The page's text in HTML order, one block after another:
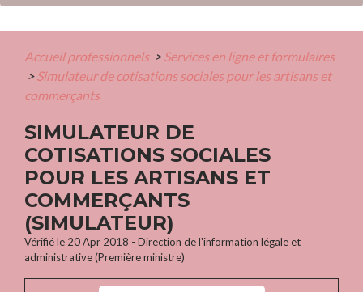
Accueil professionnels > Services en ligne et formulaires
> Simulateur de cotisations sociales pour les artisans et
commerçants
SIMULATEUR DE
COTISATIONS SOCIALES
POUR LES ARTISANS ET
COMMERÇANTS
(SIMULATEUR)
Vérifié le 20 Apr 2018 - Direction de l'information légale et
administrative (Première ministre)